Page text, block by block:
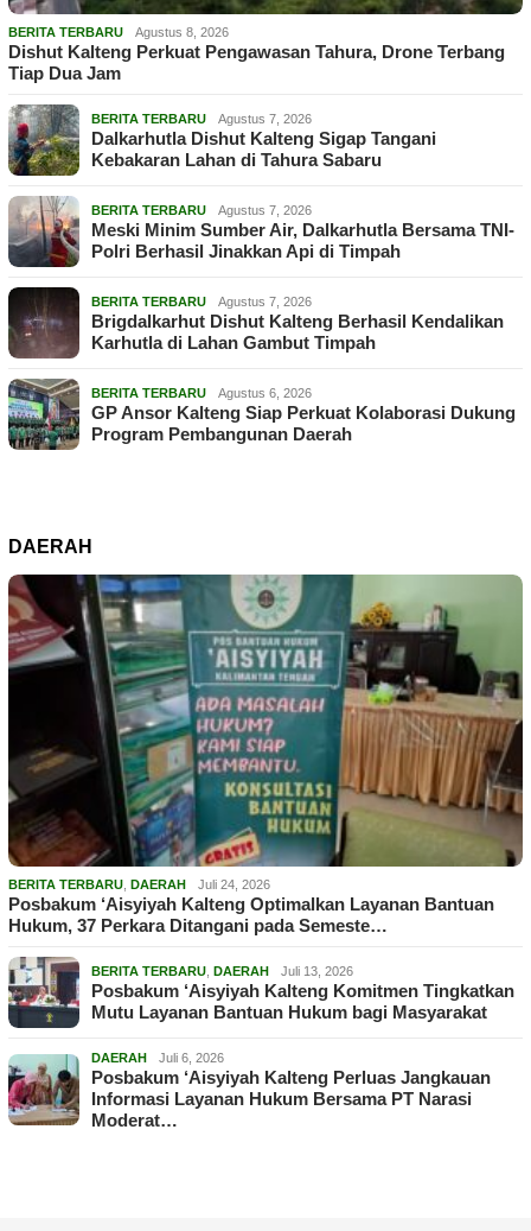
BERITA TERBARU Agustus 8, 2026
Dishut Kalteng Perkuat Pengawasan Tahura, Drone Terbang
Tiap Dua Jam
BERITA TERBARU Agustus 7, 2026
Dalkarhutla Dishut Kalteng Sigap Tangani
Kebakaran Lahan di Tahura Sabaru
BERITA TERBARU Agustus 7, 2026
Meski Minim Sumber Air, Dalkarhutla Bersama TNI-
Polri Berhasil Jinakkan Api di Timpah
BERITA TERBARU Agustus 7, 2026
Brigdalkarhut Dishut Kalteng Berhasil Kendalikan
Karhutla di Lahan Gambut Timpah
BERITA TERBARU Agustus 6, 2026
GP Ansor Kalteng Siap Perkuat Kolaborasi Dukung
Program Pembangunan Daerah
DAERAH
BERITA TERBARU DAERAH Juli 24, 2026
Posbakum ‘Aisyiyah Kalteng Optimalkan Layanan Bantuan
Hukum, 37 Perkara Ditangani pada Semeste…
BERITA TERBARU DAERAH Juli 13, 2026
Posbakum ‘Aisyiyah Kalteng Komitmen Tingkatkan
Mutu Layanan Bantuan Hukum bagi Masyarakat
DAERAH Juli 6, 2026
Posbakum ‘Aisyiyah Kalteng Perluas Jangkauan
Informasi Layanan Hukum Bersama PT Narasi
Moderat…